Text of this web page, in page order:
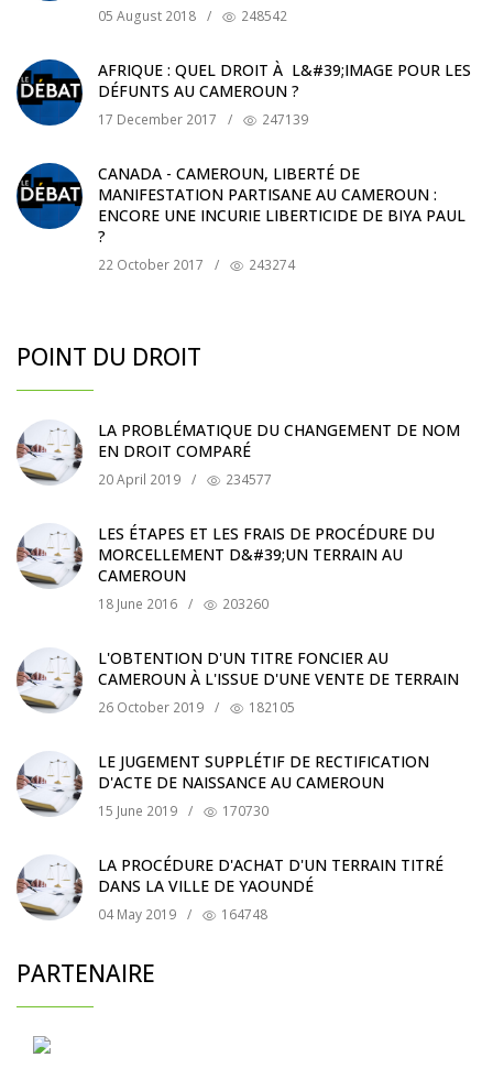
05 August 2018 / 248542
AFRIQUE : QUEL DROIT À L&#39;IMAGE POUR LES
DÉFUNTS AU CAMEROUN ?
17 December 2017 / 247139
CANADA - CAMEROUN, LIBERTÉ DE
MANIFESTATION PARTISANE AU CAMEROUN :
ENCORE UNE INCURIE LIBERTICIDE DE BIYA PAUL
?
22 October 2017 / 243274
POINT DU DROIT
LA PROBLÉMATIQUE DU CHANGEMENT DE NOM
EN DROIT COMPARÉ
20 April 2019 / 234577
LES ÉTAPES ET LES FRAIS DE PROCÉDURE DU
MORCELLEMENT D&#39;UN TERRAIN AU
CAMEROUN
18 June 2016 / 203260
L'OBTENTION D'UN TITRE FONCIER AU
CAMEROUN À L'ISSUE D'UNE VENTE DE TERRAIN
26 October 2019 / 182105
LE JUGEMENT SUPPLÉTIF DE RECTIFICATION
D'ACTE DE NAISSANCE AU CAMEROUN
15 June 2019 / 170730
LA PROCÉDURE D'ACHAT D'UN TERRAIN TITRÉ
DANS LA VILLE DE YAOUNDÉ
04 May 2019 / 164748
PARTENAIRE